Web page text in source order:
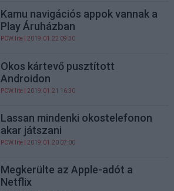
Kamu navigációs appok vannak a
Play Áruházban
PCW.lite | 2019.01.22 09:30
Okos kártevő pusztított
Androidon
PCW.lite | 2019.01.21 16:30
Lassan mindenki okostelefonon
akar játszani
PCW.lite | 2019.01.20 07:00
Megkerülte az Apple-adót a
Netflix